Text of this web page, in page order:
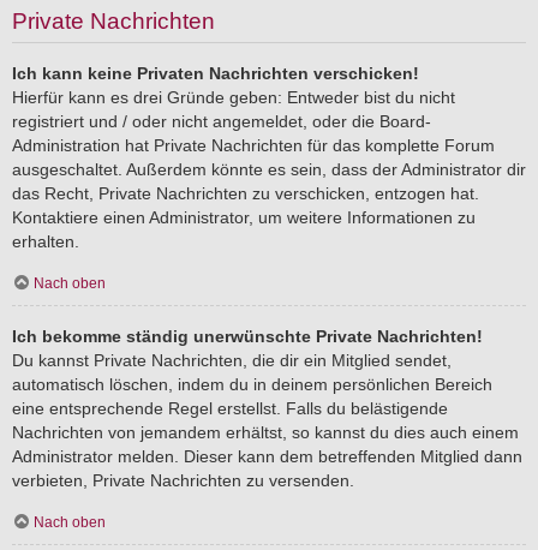
Private Nachrichten
Ich kann keine Privaten Nachrichten verschicken!
Hierfür kann es drei Gründe geben: Entweder bist du nicht
registriert und / oder nicht angemeldet, oder die Board-
Administration hat Private Nachrichten für das komplette Forum
ausgeschaltet. Außerdem könnte es sein, dass der Administrator dir
das Recht, Private Nachrichten zu verschicken, entzogen hat.
Kontaktiere einen Administrator, um weitere Informationen zu
erhalten.
Nach oben
Ich bekomme ständig unerwünschte Private Nachrichten!
Du kannst Private Nachrichten, die dir ein Mitglied sendet,
automatisch löschen, indem du in deinem persönlichen Bereich
eine entsprechende Regel erstellst. Falls du belästigende
Nachrichten von jemandem erhältst, so kannst du dies auch einem
Administrator melden. Dieser kann dem betreffenden Mitglied dann
verbieten, Private Nachrichten zu versenden.
Nach oben